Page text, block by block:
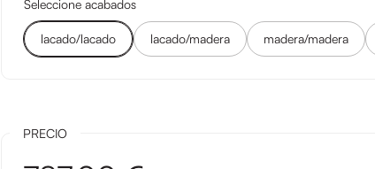
Seleccione acabados
lacado/lacado lacado/madera madera/madera
PRECIO